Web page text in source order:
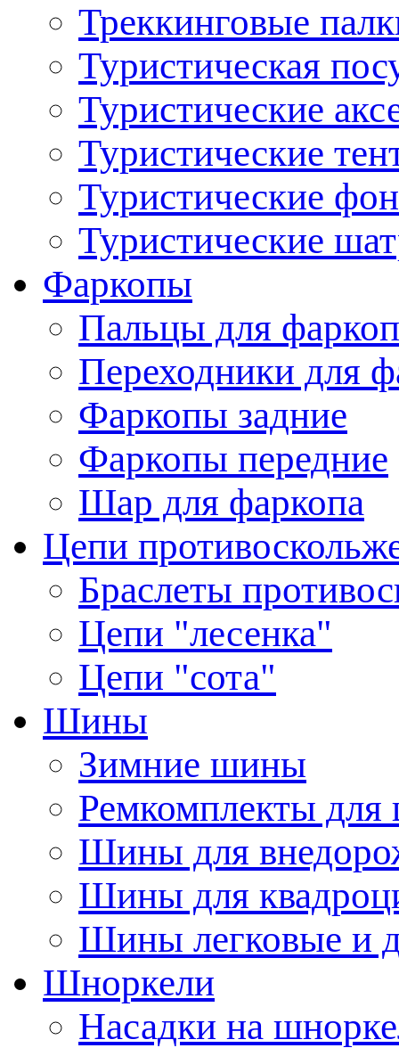
Треккинговые
Туристическая
Туристические
Туристические
Туристические
Туристические
Фаркопы
Пальцы для
Переходники для
Фаркопы задние
Фаркопы передние
Шар для фаркопа
Цепи
Браслеты
Цепи "лесенка"
Цепи "сота"
Шины
Зимние шины
Ремкомплекты
Шины для
Шины для
Шины легковые и
Шноркели
Насадки на